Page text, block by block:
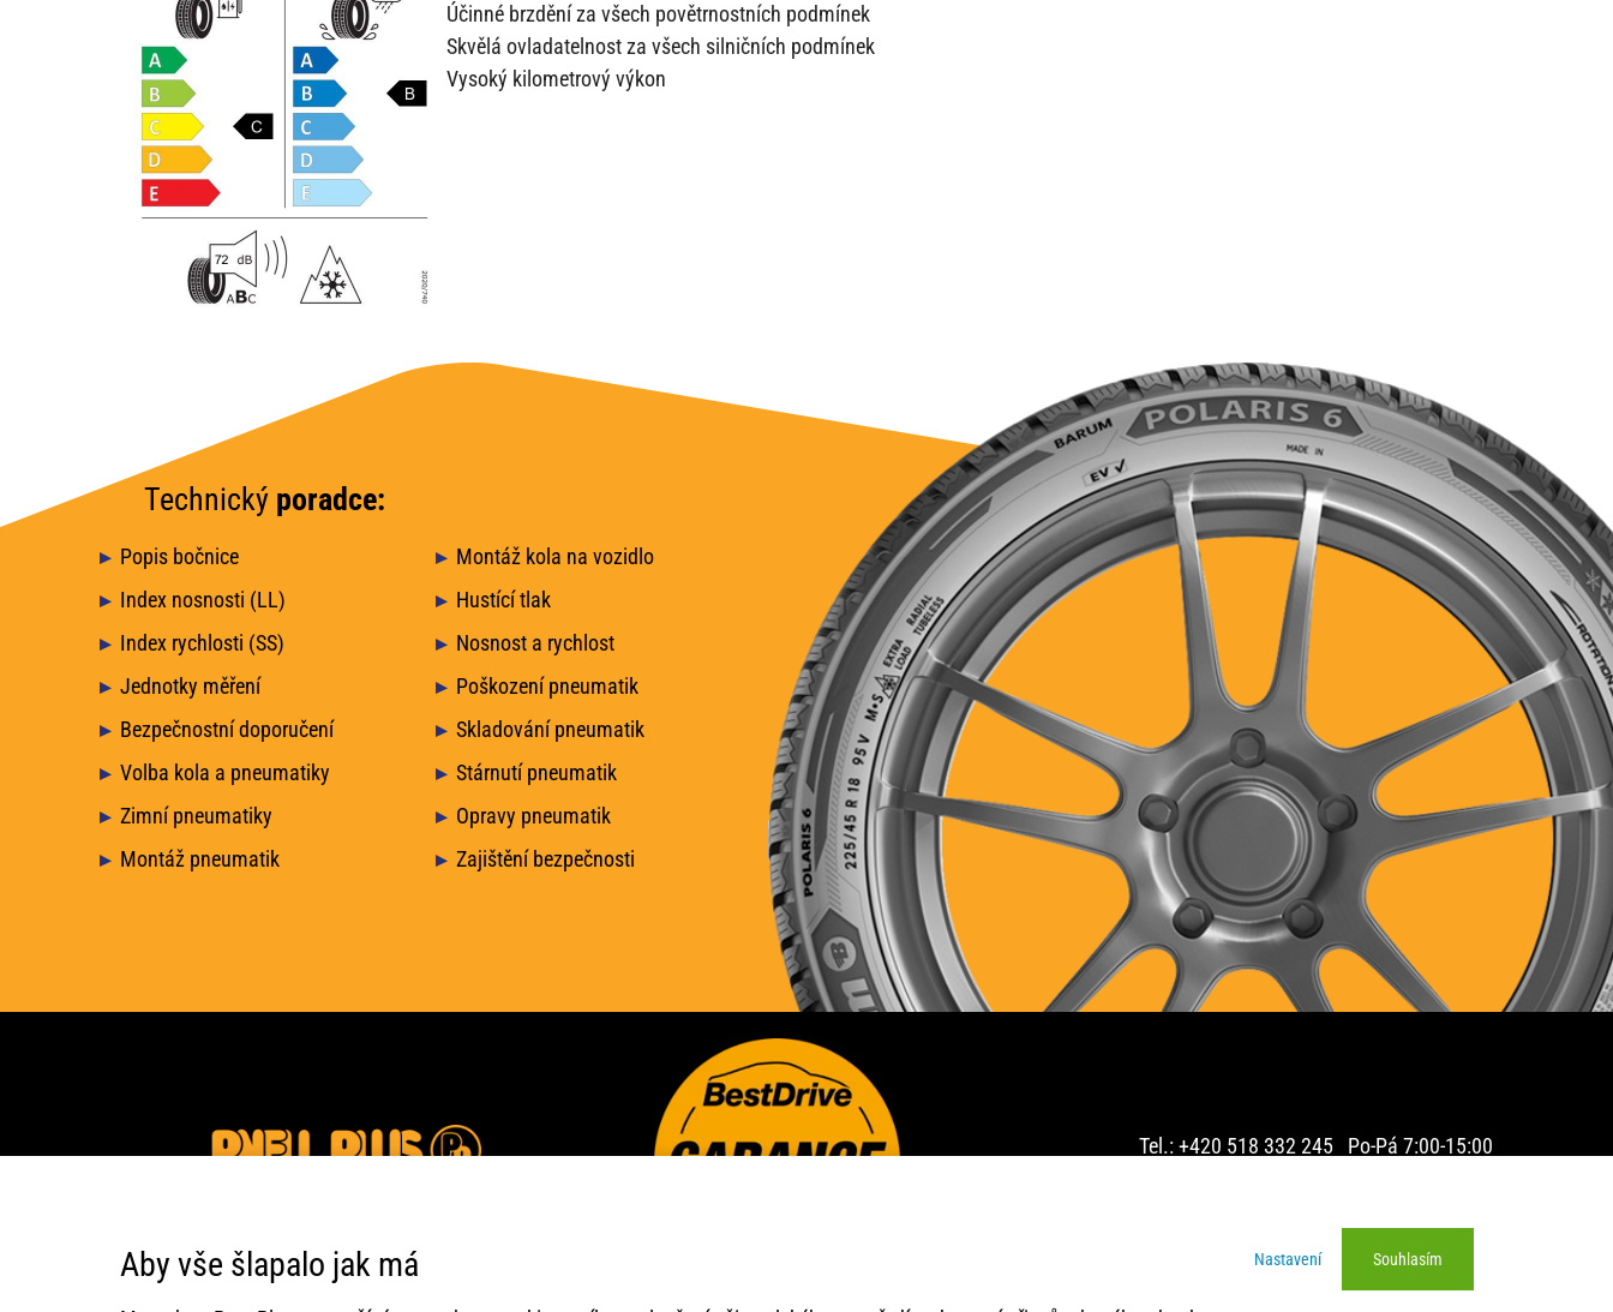
Účinné brzdění za všech povětrnostních podmínek
Skvělá ovladatelnost za všech silničních podmínek
Vysoký kilometrový výkon
Technický poradce:
Popis bočnice
Montáž kola na vozidlo
Index nosnosti (LL)
Hustící tlak
Index rychlosti (SS)
Nosnost a rychlost
Jednotky měření
Poškození pneumatik
Bezpečnostní doporučení
Skladování pneumatik
Volba kola a pneumatiky
Stárnutí pneumatik
Zimní pneumatiky
Opravy pneumatik
Montáž pneumatik
Zajištění bezpečnosti
Tel.: +420 518 332 245 Po-Pá 7:00-15:00
Aby vše šlapalo jak má Nastavení Souhlasím